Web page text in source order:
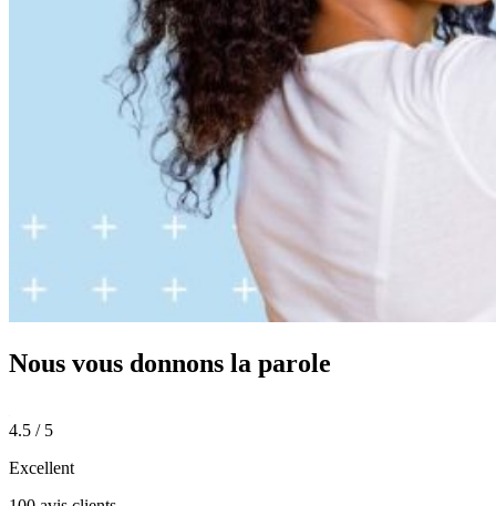
Nous vous donnons la parole
4.5 / 5
Excellent